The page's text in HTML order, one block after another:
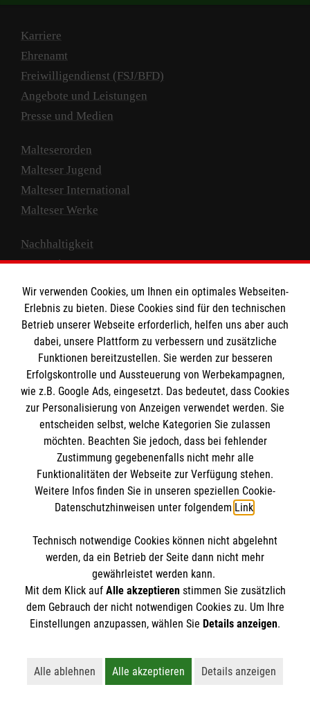
Karriere
Ehrenamt
Freiwilligendienst (FSJ/BFD)
Angebote und Leistungen
Presse und Medien
Malteserorden
Malteser Jugend
Malteser International
Malteser Werke
Nachhaltigkeit
Prävention
Compliance
Transparenz
Spenden und Helfen
Spendenkonto
Empfänger: Malteser Hilfsdienst e.V.
IBAN: DE10 3706 0120 1201 2000 12
BIC: GENODED 1PA7
Newsletter abonnieren
Cookies verwalten Impressum | Datenschutz
Wir verwenden Cookies, um Ihnen ein optimales Webseiten-
Erlebnis zu bieten. Diese Cookies sind für den technischen
Betrieb unserer Webseite erforderlich, helfen uns aber auch
dabei, unsere Plattform zu verbessern und zusätzliche
Funktionen bereitzustellen. Sie werden zur besseren
Erfolgskontrolle und Aussteuerung von Werbekampagnen,
wie z.B. Google Ads, eingesetzt. Das bedeutet, dass Cookies
zur Personalisierung von Anzeigen verwendet werden. Sie
entscheiden selbst, welche Kategorien Sie zulassen
möchten. Beachten Sie jedoch, dass bei fehlender
Zustimmung gegebenenfalls nicht mehr alle
Funktionalitäten der Webseite zur Verfügung stehen.
Weitere Infos finden Sie in unseren speziellen Cookie-
Datenschutzhinweisen unter folgendem Link.
Technisch notwendige Cookies können nicht abgelehnt
werden, da ein Betrieb der Seite dann nicht mehr
gewährleistet werden kann.
Mit dem Klick auf Alle akzeptierenstimmen Sie zusätzlich
dem Gebrauch der nicht notwendigen Cookies zu. Um Ihre
Einstellungen anzupassen, wählen Sie Details anzeigen.
Alle ablehnen
Lehnt alle nicht-essentiellen Cookies ab
Alle akzeptieren
Akzeptiert alle Cookies
Details anzeigen